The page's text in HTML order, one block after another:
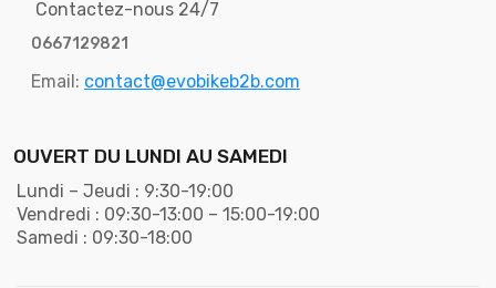
Contactez-nous 24/7
0667129821
Email: contact@evobikeb2b.com
OUVERT DU LUNDI AU SAMEDI
Lundi – Jeudi : 9:30-19:00
Vendredi : 09:30-13:00 – 15:00-19:00
Samedi : 09:30-18:00